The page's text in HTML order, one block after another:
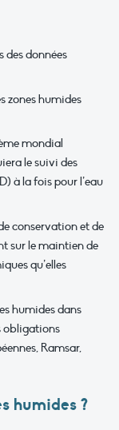
des données
zones humides
mondial
le suivi des
à la fois pour l’eau
conservation et de
sur le maintien de
qu’elles
humides dans
obligations
Ramsar,
humides ?